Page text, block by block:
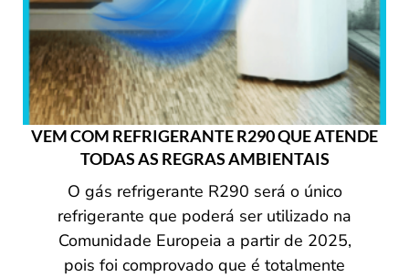
VEM COM REFRIGERANTE R290 QUE ATENDE
TODAS AS REGRAS AMBIENTAIS
O gás refrigerante R290 será o único
refrigerante que poderá ser utilizado na
Comunidade Europeia a partir de 2025,
pois foi comprovado que é totalmente